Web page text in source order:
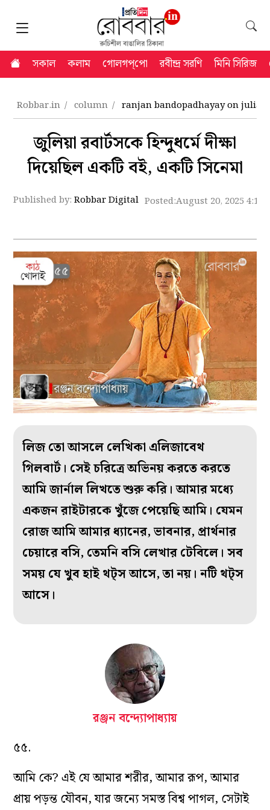
সকাল কলাম গোলগপ্‌পো রবীন্দ্র সরণি মিনি সিরিজ
Robbar.in column ranjan bandopadhayay on julia
জুলিয়া রবার্টসকে হিন্দুধর্মে দীক্ষা
দিয়েছিল একটি বই, একটি সিনেমা
Published by:Robbar Digital Posted:August 20, 2025 4:17
লিজ তো আসলে লেখিকা এলিজাবেথ
গিলবার্ট। সেই চরিত্রে অভিনয় করতে করতে
আমি জার্নাল লিখতে শুরু করি। আমার মধ্যে
একজন রাইটারকে খুঁজে পেয়েছি আমি। যেমন
রোজ আমি আমার ধ্যানের, ভাবনার, প্রার্থনার
চেয়ারে বসি, তেমনি বসি লেখার টেবিলে। সব
সময় যে খুব হাই থট্স আসে, তা নয়। নটি থট্স
আসে।
রঞ্জন বন্দ্যোপাধ্যায়
৫৫.
আমি কে? এই যে আমার শরীর, আমার রূপ, আমার
প্রায় পড়ন্ত যৌবন, যার জন্যে সমস্ত বিশ্ব পাগল, সেটাই